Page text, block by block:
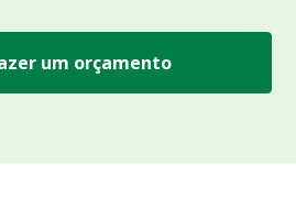
um orçamento